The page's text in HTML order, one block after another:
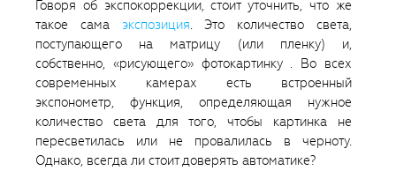
Говоря об экспокоррекции, стоит уточнить, что же
такое сама экспозиция. Это количество света,
поступающего на матрицу (или пленку) и,
собственно, «рисующего» фотокартинку . Во всех
современных камерах есть встроенный
экспонометр, функция, определяющая нужное
количество света для того, чтобы картинка не
пересветилась или не провалилась в черноту.
Однако, всегда ли стоит доверять автоматике?